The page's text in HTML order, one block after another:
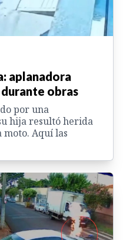
aplanadora
obras
por una
hija resultó herida
Aquí las